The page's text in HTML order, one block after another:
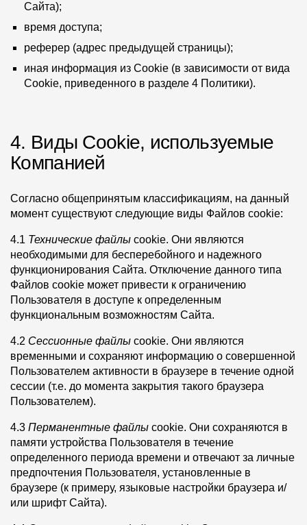
Контакты
8 800 100 71 45site@docke.ru
Адрес
Режим работы
Пн-Пт - 10-19
Сайта);
время доступа;
реферер (адрес предыдущей страницы);
иная информация из Cookie (в зависимости от вида
Cookie, приведенного в разделе 4 Политики).
4. Виды Cookie, используемые
Компанией
Согласно общепринятым классификациям, на данный
момент существуют следующие виды Файлов cookie:
4.1 Технические файлы cookie. Они являются
необходимыми для бесперебойного и надежного
функционирования Сайта. Отключение данного типа
Файлов cookie может привести к ограничению
Пользователя в доступе к определенным
функциональным возможностям Сайта.
4.2 Сессионные файлы cookie. Они являются
временными и сохраняют информацию о совершенной
Пользователем активности в браузере в течение одной
сессии (т.е. до момента закрытия такого браузера
Пользователем).
4.3 Перманентные файлы cookie. Они сохраняются в
памяти устройства Пользователя в течение
определенного периода времени и отвечают за личные
предпочтения Пользователя, установленные в
браузере (к примеру, языковые настройки браузера и/
или шрифт Сайта).